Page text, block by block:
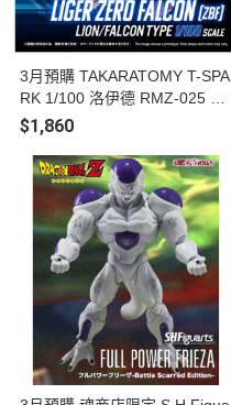
3月預購 TAKARATOMY T-SPA
RK 1/100 洛伊德 RMZ-025 長
牙獅零式・獵鷹型（ZBF）組
$1,860